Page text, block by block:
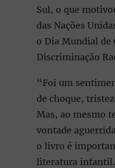
Sul, o que
das Nações
o Dia Mundial de
Discriminação
“Foi um
de choque,
Mas, ao mesmo
vontade
o livro é
literatura